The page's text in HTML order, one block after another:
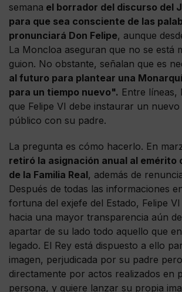
semana el borrador del discurso del
para que sea consciente de las
pronunciará Don Felipe, aunque
La Moncloa aseguran que no se está
guion. No obstante, señalan que es
al futuro para plantear una
para un tiempo nuevo". Entre líneas,
que Felipe VI debe instaurar un
público con su padre.
La pregunta es cómo hacerlo. En
retiró la asignación anual al emérito
de la Familia Real, además de
Después de todas las informaciones
fortuna del exjefe del Estado, Felipe
hacia una mayor transparencia aún
apartar de su lado todo aquello que
legado. El Rey está dispuesto a ello
imagen, perjudicada por su padre
directamente por actos realizados en
persona, y quiere lanzar su propia